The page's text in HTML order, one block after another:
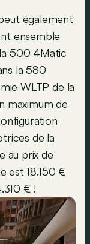
également
ensemble
500 4Matic
la 580
WLTP de la
maximum de
de la
au prix de
est 18.150 €
€ !